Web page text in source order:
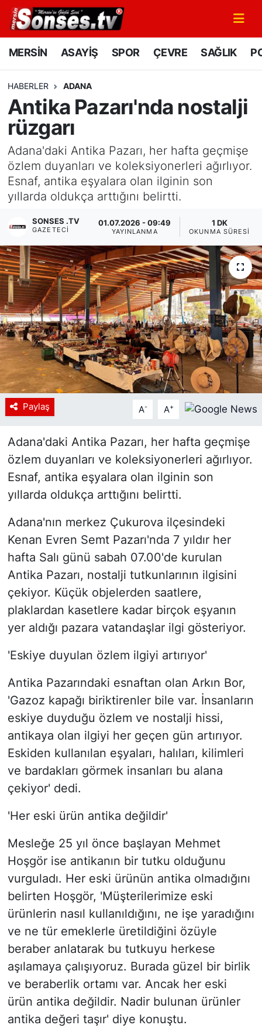
MERSİN ASAYİŞ SPOR ÇEVRE SAĞLIK
HABERLER ADANA
Antika Pazarı'nda nostalji
rüzgarı
Adana'daki Antika Pazarı, her hafta geçmişe
özlem duyanları ve koleksiyonerleri ağırlıyor.
Esnaf, antika eşyalara olan ilginin son
yıllarda oldukça arttığını belirtti.
SONSES .TV
GAZETECI
01.07.2026 - 09:49
YAYINLANMA
1 DK
OKUNMA SÜRESI
Paylaş A- A+
Adana'daki Antika Pazarı, her hafta geçmişe
özlem duyanları ve koleksiyonerleri ağırlıyor.
Esnaf, antika eşyalara olan ilginin son
yıllarda oldukça arttığını belirtti.
Adana'nın merkez Çukurova ilçesindeki
Kenan Evren Semt Pazarı'nda 7 yıldır her
hafta Salı günü sabah 07.00'de kurulan
Antika Pazarı, nostalji tutkunlarının ilgisini
çekiyor. Küçük objelerden saatlere,
plaklardan kasetlere kadar birçok eşyanın
yer aldığı pazara vatandaşlar ilgi gösteriyor.
'Eskiye duyulan özlem ilgiyi artırıyor'
Antika Pazarındaki esnaftan olan Arkın Bor,
'Gazoz kapağı biriktirenler bile var. İnsanların
eskiye duyduğu özlem ve nostalji hissi,
antikaya olan ilgiyi her geçen gün artırıyor.
Eskiden kullanılan eşyaları, halıları, kilimleri
ve bardakları görmek insanları bu alana
çekiyor' dedi.
'Her eski ürün antika değildir'
Mesleğe 25 yıl önce başlayan Mehmet
Hoşgör ise antikanın bir tutku olduğunu
vurguladı. Her eski ürünün antika olmadığını
belirten Hoşgör, 'Müşterilerimize eski
ürünlerin nasıl kullanıldığını, ne işe yaradığını
ve ne tür emeklerle üretildiğini özüyle
beraber anlatarak bu tutkuyu herkese
aşılamaya çalışıyoruz. Burada güzel bir birlik
ve beraberlik ortamı var. Ancak her eski
ürün antika değildir. Nadir bulunan ürünler
antika değeri taşır' diye konuştu.
MERSİN
SPOR
GÜNÜN MANŞETİ
DÜNYA
KÜLTÜR - SANAT
MAGAZİN
SAĞLIK
Siyaset
YEREL HABER
Haberde insan
Tanıtım
Mersin Nöbetçi Eczaneler
Mersin Namaz Vakitleri
Mersin Trafik Yoğunluk Haritası
Süper Lig Puan Durumu ve Fikstür
Tüm Manşetler
Son Dakika Haberleri
Haber Arşivi